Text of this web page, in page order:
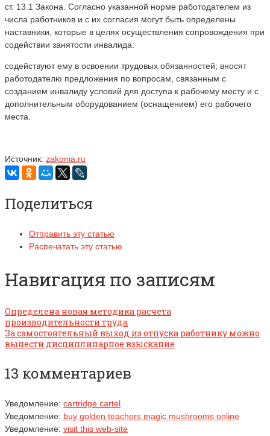
ст. 13.1 Закона. Согласно указанной норме работодателем из
числа работников и с их согласия могут быть определены
наставники, которые в целях осуществления сопровождения при
содействии занятости инвалида:
содействуют ему в освоении трудовых обязанностей; вносят
работодателю предложения по вопросам, связанным с
созданием инвалиду условий для доступа к рабочему месту и с
дополнительным оборудованием (оснащением) его рабочего
места.
Источник: zakonia.ru
Поделиться
Отправить эту статью
Распечатать эту статью
Навигация по записям
Определена новая методика расчета
производительности труда
За самостоятельный выход из отпуска работнику можно
вынести дисциплинарное взыскание
13 комментариев
Уведомление: cartridge cartel
Уведомление: buy golden teachers magic mushrooms online
Уведомление: visit this web-site